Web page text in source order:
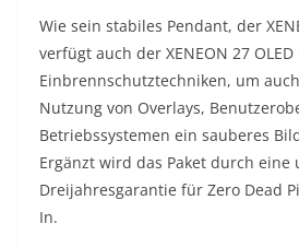
Wie sein stabiles Pendant, der
verfügt auch der XENEON 27
Einbrennschutztechniken, um
Nutzung von Overlays,
Betriebssystemen ein sauberes
Ergänzt wird das Paket durch eine
Dreijahresgarantie für Zero Dead
In.